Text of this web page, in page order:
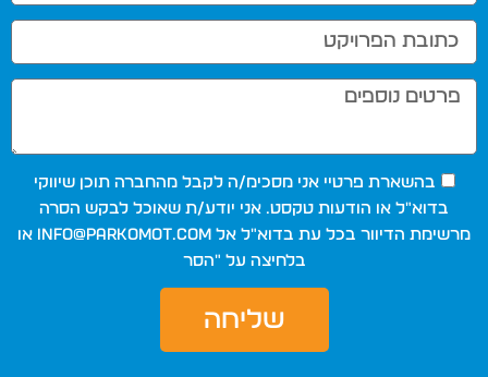
בהשארת פרטיי אני מסכימ/ה לקבל מהחברה תוכן שיווקי
בדוא"ל או הודעות טקסט. אני יודע/ת שאוכל לבקש הסרה
מרשימת הדיוור בכל עת בדוא"ל אל info@parkomot.com
או
בלחיצה על "הסר
שליחה